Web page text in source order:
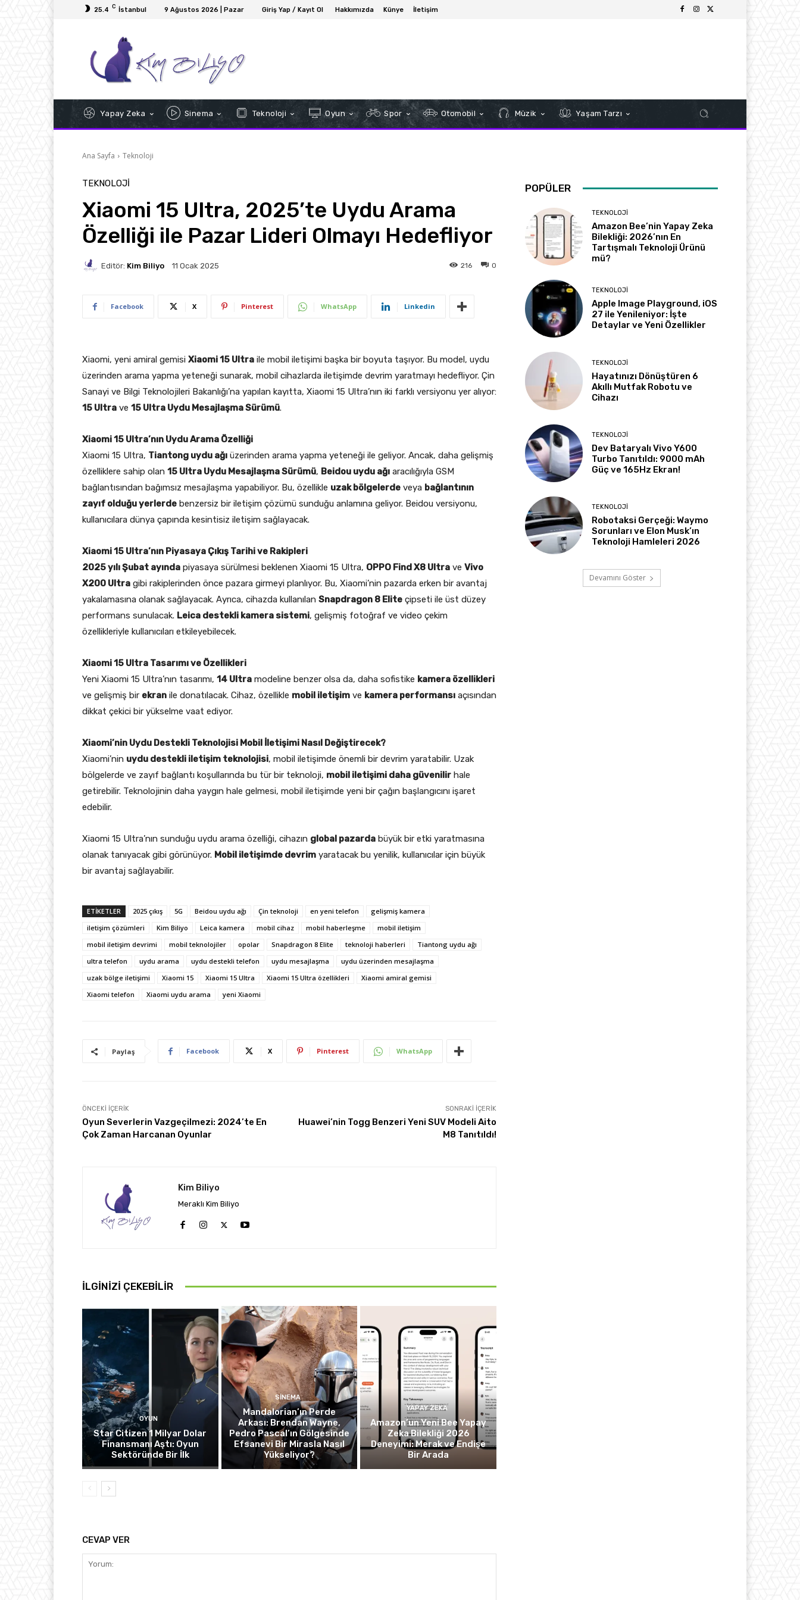
25.4 C İstanbul 9 Ağustos 2026 | Pazar Giriş Yap / Kayıt Ol Hakkımızda Künye İletişim
Yapay Zeka Sinema Teknoloji Oyun Spor Otomobil Müzik Yaşam Tarzı
Ana Sayfa Teknoloji
TEKNOLOJI
Xiaomi 15 Ultra, 2025’te Uydu Arama
Özelliği ile Pazar Lideri Olmayı Hedefliyor
Editör: Kim Biliyo 11 Ocak 2025 0
216
Facebook X Pinterest WhatsApp Linkedin
Xiaomi, yeni amiral gemisi Xiaomi 15 Ultra ile mobil iletişimi başka bir boyuta taşıyor. Bu model, uydu
üzerinden arama yapma yeteneği sunarak, mobil cihazlarda iletişimde devrim yaratmayı hedefliyor. Çin
Sanayi ve Bilgi Teknolojileri Bakanlığı’na yapılan kayıtta, Xiaomi 15 Ultra’nın iki farklı versiyonu yer alıyor:
15 Ultra ve 15 Ultra Uydu Mesajlaşma Sürümü.
Xiaomi 15 Ultra’nın Uydu Arama Özelliği
Xiaomi 15 Ultra, Tiantong uydu ağı üzerinden arama yapma yeteneği ile geliyor. Ancak, daha gelişmiş
özelliklere sahip olan 15 Ultra Uydu Mesajlaşma Sürümü, Beidou uydu ağı aracılığıyla GSM
bağlantısından bağımsız mesajlaşma yapabiliyor. Bu, özellikle uzak bölgelerde veya bağlantının
zayıf olduğu yerlerde benzersiz bir iletişim çözümü sunduğu anlamına geliyor. Beidou versiyonu,
kullanıcılara dünya çapında kesintisiz iletişim sağlayacak.
Xiaomi 15 Ultra’nın Piyasaya Çıkış Tarihi ve Rakipleri
2025 yılı Şubat ayında piyasaya sürülmesi beklenen Xiaomi 15 Ultra, OPPO Find X8 Ultra ve Vivo
X200 Ultra gibi rakiplerinden önce pazara girmeyi planlıyor. Bu, Xiaomi’nin pazarda erken bir avantaj
yakalamasına olanak sağlayacak. Ayrıca, cihazda kullanılan Snapdragon 8 Elite çipseti ile üst düzey
performans sunulacak. Leica destekli kamera sistemi, gelişmiş fotoğraf ve video çekim
özellikleriyle kullanıcıları etkileyebilecek.
Xiaomi 15 Ultra Tasarımı ve Özellikleri
Yeni Xiaomi 15 Ultra’nın tasarımı, 14 Ultra modeline benzer olsa da, daha sofistike kamera özellikleri
ve gelişmiş bir ekran ile donatılacak. Cihaz, özellikle mobil iletişim ve kamera performansı açısından
dikkat çekici bir yükselme vaat ediyor.
Xiaomi’nin Uydu Destekli Teknolojisi Mobil İletişimi Nasıl Değiştirecek?
Xiaomi’nin uydu destekli iletişim teknolojisi, mobil iletişimde önemli bir devrim yaratabilir. Uzak
bölgelerde ve zayıf bağlantı koşullarında bu tür bir teknoloji, mobil iletişimi daha güvenilir hale
getirebilir. Teknolojinin daha yaygın hale gelmesi, mobil iletişimde yeni bir çağın başlangıcını işaret
edebilir.
Xiaomi 15 Ultra’nın sunduğu uydu arama özelliği, cihazın global pazarda büyük bir etki yaratmasına
olanak tanıyacak gibi görünüyor. Mobil iletişimde devrim yaratacak bu yenilik, kullanıcılar için büyük
bir avantaj sağlayabilir.
ETIKETLER 2025 çıkış 5G Beidou uydu ağı Çin teknoloji en yeni telefon
gelişmiş kamera
iletişim çözümleri
Kim Biliyo Leica kamera mobil cihaz mobil haberleşme
mobil iletişim
mobil iletişim devrimi
mobil teknolojiler opolar Snapdragon 8 Elite teknoloji haberleri
Tiantong uydu ağı
ultra telefon
uydu arama uydu destekli telefon uydu mesajlaşma
uydu üzerinden mesajlaşma
uzak bölge iletişimi
Xiaomi 15 Xiaomi 15 Ultra Xiaomi 15 Ultra özellikleri
Xiaomi amiral gemisi
Xiaomi telefon
Xiaomi uydu arama yeni Xiaomi
Paylaş Facebook X Pinterest WhatsApp
ÖNCEKI İÇERIK
Oyun Severlerin Vazgeçilmezi: 2024’te En
Çok Zaman Harcanan Oyunlar
SONRAKI İÇERIK
Huawei’nin Togg Benzeri Yeni SUV Modeli Aito
M8 Tanıtıldı!
Kim Biliyo
Meraklı Kim Biliyo
İLGINIZI ÇEKEBILIR
OYUN
Star Citizen 1 Milyar Dolar
Finansmanı Aştı: Oyun
Sektöründe Bir İlk
SINEMA
Mandalorian’ın Perde
Arkası: Brendan Wayne,
Pedro Pascal’ın Gölgesinde
Efsanevi Bir Mirasla Nasıl
Yükseliyor?
YAPAY ZEKA
Amazon’un Yeni Bee Yapay
Zeka Bilekliği 2026
Deneyimi: Merak ve Endişe
Bir Arada
CEVAP VER
POPÜLER
TEKNOLOJI
Amazon Bee’nin Yapay Zeka
Bilekliği: 2026’nın En
Tartışmalı Teknoloji Ürünü
mü?
TEKNOLOJI
Apple Image Playground, iOS
27 ile Yenileniyor: İşte
Detaylar ve Yeni Özellikler
TEKNOLOJI
Hayatınızı Dönüştüren 6
Akıllı Mutfak Robotu ve
Cihazı
TEKNOLOJI
Dev Bataryalı Vivo Y600
Turbo Tanıtıldı: 9000 mAh
Güç ve 165Hz Ekran!
TEKNOLOJI
Robotaksi Gerçeği: Waymo
Sorunları ve Elon Musk’ın
Teknoloji Hamleleri 2026
Devamını Göster